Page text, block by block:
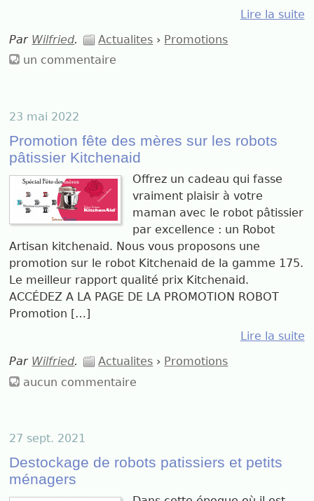
Lire la suite
Par Wilfried. Actualites › Promotions
un commentaire
23 mai 2022
Promotion fête des mères sur les robots
pâtissier Kitchenaid
Offrez un cadeau qui fasse
vraiment plaisir à votre
maman avec le robot pâtissier
par excellence : un Robot
Artisan kitchenaid. Nous vous proposons une
promotion sur le robot Kitchenaid de la gamme 175.
Le meilleur rapport qualité prix Kitchenaid.
ACCÉDEZ A LA PAGE DE LA PROMOTION ROBOT
Promotion […]
Lire la suite
Par Wilfried. Actualites › Promotions
aucun commentaire
27 sept. 2021
Destockage de robots patissiers et petits
ménagers